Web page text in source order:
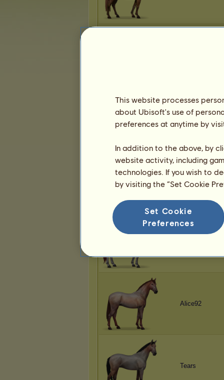
Alice92
Alice92
Tears
This website processes
about Ubisoft's use of
preferences at anytime by
In addition to the above, by
website activity, including
technologies. If you wish to
by visiting the “Set Cookie
Set Cookie
Preferences